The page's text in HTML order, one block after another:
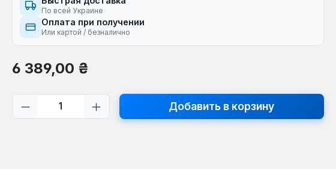
По всей Украине
Оплата при получении
Или картой / безналично
Обычная цена:
6 389,00 ₴
Количество продукта: введите желаемое
Добавить в корзину